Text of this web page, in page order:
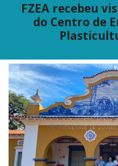
FZEA recebeu
do Centro de